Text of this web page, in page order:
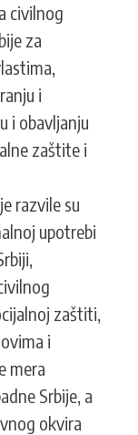
civilnog
za
i
i obavljanju
zaštite i
razvile su
upotrebi
zaštiti,
i
mera
Srbije, a
okvira